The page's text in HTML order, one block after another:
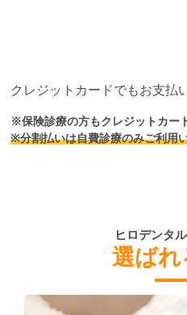
クレジットカードでもお支払
※保険診療の方もクレジットカー
※分割払いは自費診療のみご利用
ヒロデンタ
選ばれ